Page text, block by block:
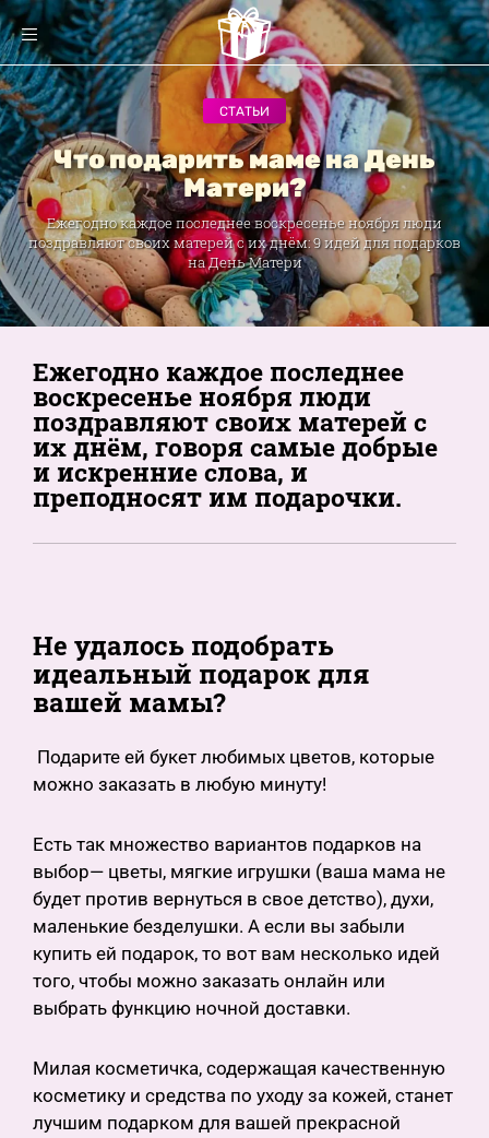
СТАТЬИ
Что подарить маме на День
Матери?
Ежегодно каждое последнее воскресенье ноября люди
поздравляют своих матерей с их днём: 9 идей для подарков
на День Матери
Ежегодно каждое последнее
воскресенье ноября люди
поздравляют своих матерей с
их днём, говоря самые добрые
и искренние слова, и
преподносят им подарочки.
Не удалось подобрать
идеальный подарок для
вашей мамы?
Подарите ей букет любимых цветов, которые
можно заказать в любую минуту!
Есть так множество вариантов подарков на
выбор— цветы, мягкие игрушки (ваша мама не
будет против вернуться в свое детство), духи,
маленькие безделушки. А если вы забыли
купить ей подарок, то вот вам несколько идей
того, чтобы можно заказать онлайн или
выбрать функцию ночной доставки.
Милая косметичка, содержащая качественную
косметику и средства по уходу за кожей, станет
лучшим подарком для вашей прекрасной